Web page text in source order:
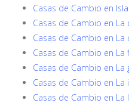
Casas de Cambio en
Casas de Cambio en La
Casas de Cambio en La
Casas de Cambio en La
Casas de Cambio en La
Casas de Cambio en La
Casas de Cambio en La